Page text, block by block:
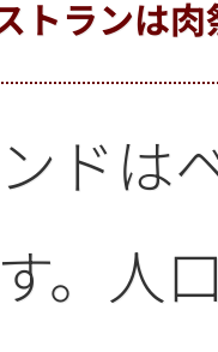
トランは肉
ドは
。人